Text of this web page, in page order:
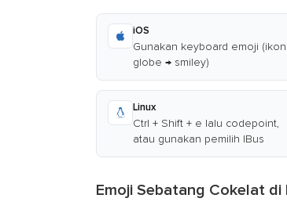
iOS
Gunakan keyboard emoji (ikon
globe → smiley)
Linux
Ctrl + Shift + e lalu codepoint,
atau gunakan pemilih IBus
Emoji Sebatang Cokelat